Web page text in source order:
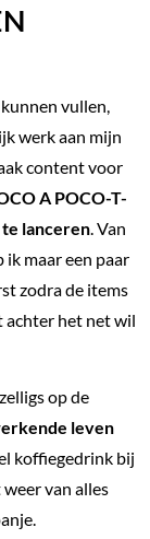
vullen,
werk aan mijn
content voor
A POCO-T-
lanceren . Van
maar een paar
zodra de items
achter het net wil
op de
leven
koffiegedrink bij
van alles